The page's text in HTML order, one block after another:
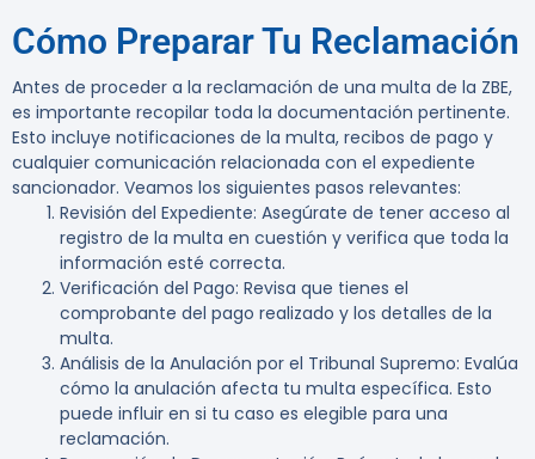
Cómo Preparar Tu Reclamación
Antes de proceder a la reclamación de una multa de la ZBE,
es importante recopilar toda la documentación pertinente.
Esto incluye notificaciones de la multa, recibos de pago y
cualquier comunicación relacionada con el expediente
sancionador. Veamos los siguientes pasos relevantes:
Revisión del Expediente: Asegúrate de tener acceso al
registro de la multa en cuestión y verifica que toda la
información esté correcta.
Verificación del Pago: Revisa que tienes el
comprobante del pago realizado y los detalles de la
multa.
Análisis de la Anulación por el Tribunal Supremo: Evalúa
cómo la anulación afecta tu multa específica. Esto
puede influir en si tu caso es elegible para una
reclamación.